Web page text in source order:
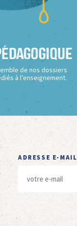
de nos dossiers
à l’enseignement.
ADRESSE E-MAIL